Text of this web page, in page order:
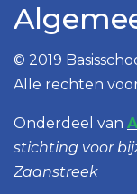
© 2019
Alle rechten
Onderdeel van
stichting voor
Zaanstreek